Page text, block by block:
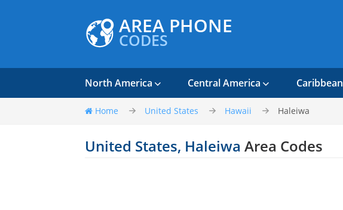
AREA PHONE
CODES
North America Central America Caribbean
Home United States Hawaii Haleiwa
United States, Haleiwa Area Codes